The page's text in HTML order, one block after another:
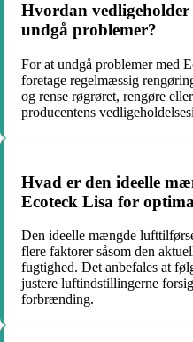
Hvordan
undgå problemer?
For at undgå problemer med
foretage regelmæssig
og rense røgrøret, rengøre
producentens
Hvad er den ideelle
Ecoteck Lisa for
Den ideelle mængde
flere faktorer såsom den
fugtighed. Det anbefales at
justere luftindstillingerne
forbrænding.